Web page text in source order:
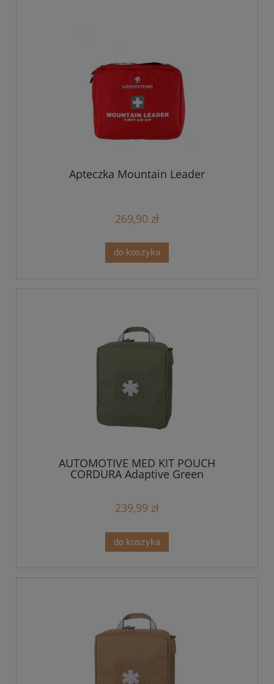
Apteczka Mountain Leader
269,90 zł
do koszyka
AUTOMOTIVE MED KIT POUCH
CORDURA Adaptive Green
239,99 zł
do koszyka